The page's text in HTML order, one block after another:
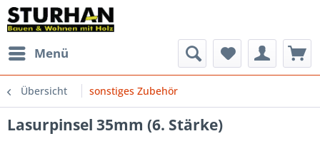
Menü
Übersicht sonstiges Zubehör
Lasurpinsel 35mm (6. Stärke)